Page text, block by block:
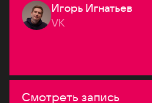
Игорь Игнатьев
VK
Смотреть запись